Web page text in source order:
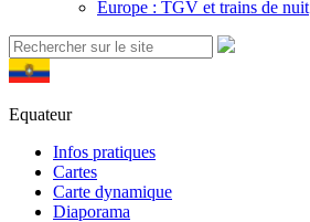
Europe : TGV et trains de nuit
Equateur
Infos pratiques
Cartes
Carte dynamique
Diaporama